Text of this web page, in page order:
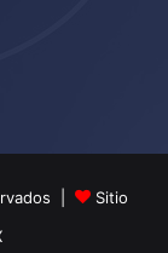
|
Sitio